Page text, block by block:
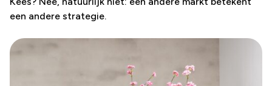
een andere strategie.